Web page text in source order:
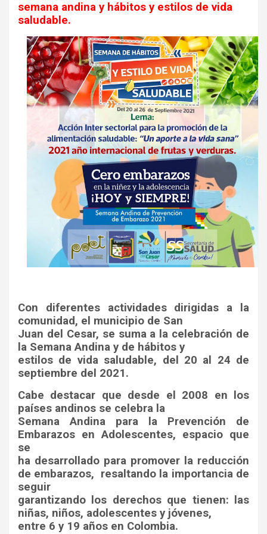
semana andina y hábitos y estilos de vida
saludable.
Con diferentes actividades dirigidas a la
comunidad, el municipio de San
Juan del Cesar, se suma a la celebración de
la Semana Andina y de hábitos y
estilos de vida saludable, del 20 al 24 de
septiembre del 2021.
Cabe destacar que desde el 2008 en los
países andinos se celebra la
Semana Andina para la Prevención de
Embarazos en Adolescentes, espacio que
se
ha desarrollado para promover la reducción
de embarazos, resaltando la importancia de
seguir
garantizando los derechos que tienen: las
niñas, niños, adolescentes y jóvenes,
entre 6 y 19 años en Colombia.